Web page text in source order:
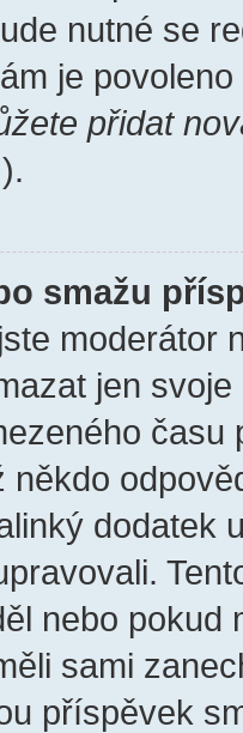
nutné se
je
přidat
).
smažu
moderátor
jen
někdo
dodatek
nebo pokud
sami
příspěvek